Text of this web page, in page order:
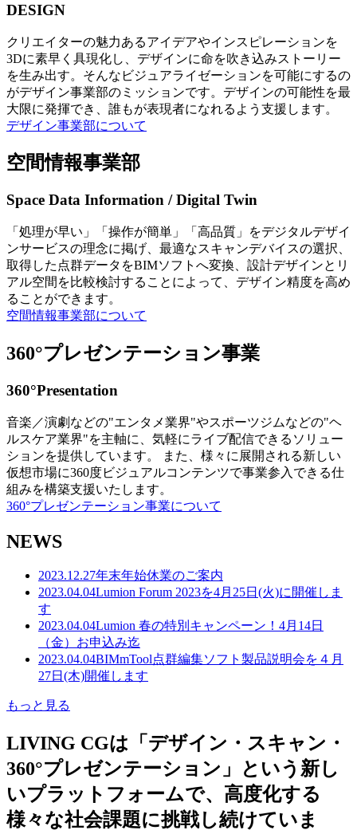
DESIGN
クリエイターの魅力あるアイデアやインスピレーションを
3Dに素早く具現化し、デザインに命を吹き込みストーリー
を生み出す。そんなビジュアライゼーションを可能にするの
がデザイン事業部のミッションです。デザインの可能性を最
大限に発揮でき、誰もが表現者になれるよう支援します。
デザイン事業部について
空間情報事業部
Space Data Information / Digital Twin
「処理が早い」「操作が簡単」「高品質」をデジタルデザイ
ンサービスの理念に掲げ、最適なスキャンデバイスの選択、
取得した点群データをBIMソフトへ変換、設計デザインとリ
アル空間を比較検討することによって、デザイン精度を高め
ることができます。
空間情報事業部について
360°プレゼンテーション事業
360°Presentation
音楽／演劇などの"エンタメ業界"やスポーツジムなどの"ヘ
ルスケア業界"を主軸に、気軽にライブ配信できるソリュー
ションを提供しています。 また、様々に展開される新しい
仮想市場に360度ビジュアルコンテンツで事業参入できる仕
組みを構築支援いたします。
360°プレゼンテーション事業について
NEWS
2023.12.27年末年始休業のご案内
2023.04.04Lumion Forum 2023を4月25日(火)に開催しま
す
2023.04.04Lumion 春の特別キャンペーン！4月14日
（金）お申込み迄
2023.04.04BIMmTool点群編集ソフト製品説明会を４月
27日(木)開催します
もっと見る
LIVING CGは「デザイン・スキャン・
360°プレゼンテーション」という新し
いプラットフォームで、高度化する
様々な社会課題に挑戦し続けていま